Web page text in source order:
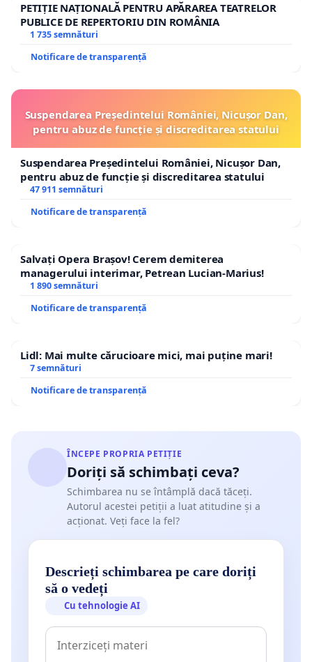
PETIȚIE NAȚIONALĂ PENTRU APĂRAREA TEATRELOR
PUBLICE DE REPERTORIU DIN ROMÂNIA
1 735 semnături
Notificare de transparență
Suspendarea Președintelui României, Nicușor Dan,
pentru abuz de funcție și discreditarea statului
Suspendarea Președintelui României, Nicușor Dan,
pentru abuz de funcție și discreditarea statului
47 911 semnături
Notificare de transparență
Salvați Opera Brașov! Cerem demiterea
managerului interimar, Petrean Lucian-Marius!
1 890 semnături
Notificare de transparență
Lidl: Mai multe cărucioare mici, mai puține mari!
7 semnături
Notificare de transparență
ÎNCEPE PROPRIA PETIȚIE
Doriți să schimbați ceva?
Schimbarea nu se întâmplă dacă tăceți.
Autorul acestei petiții a luat atitudine și a
acționat. Veți face la fel?
Descrieți schimbarea pe care doriți
să o vedeți
Cu tehnologie AI